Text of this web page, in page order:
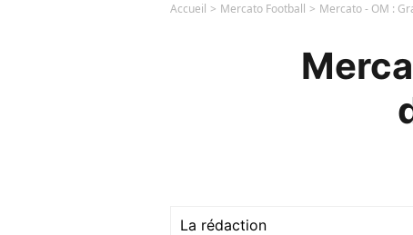
Accueil Mercato Football Mercato - OM :
La rédaction